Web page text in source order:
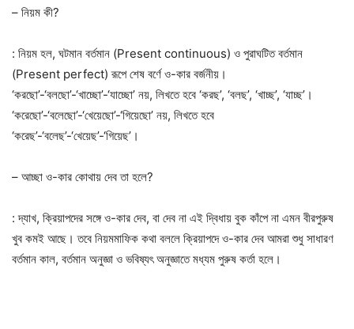
– নিয়ম কী?
: নিয়ম হল, ঘটমান বর্তমান (Present continuous) ও পুরাঘটিত বর্তমান
(Present perfect) রূপে শেষ বর্ণে ও-কার বর্জনীয়।
‘করছো’-‘বলছো’-‘খাচ্ছো’-‘যাচ্ছো’ নয়, লিখতে হবে ‘করছ’, ‘বলছ’, ‘খাচ্ছ’, ‘যাচ্ছ’।
‘করেছো’-‘বলেছো’-‘খেয়েছো’-‘গিয়েছো’ নয়, লিখতে হবে
‘করেছ’-‘বলেছ’-‘খেয়েছ’-‘গিয়েছ’।
– আচ্ছা ও-কার কোথায় দেব তা হলে?
: দ্যাখ, ক্রিয়াপদের সঙ্গে ও-কার দেব, বা দেব না এই দ্বিধায় বুক কাঁপে না এমন বীরপুরুষ
খুব কমই আছে। তবে নিয়মমাফিক কথা বললে ক্রিয়াপদে ও-কার দেব আমরা শুধু সাধারণ
বর্তমান কাল, বর্তমান অনুজ্ঞা ও ভবিষ্যৎ অনুজ্ঞাতে মধ্যম পুরুষ কর্তা হলে।